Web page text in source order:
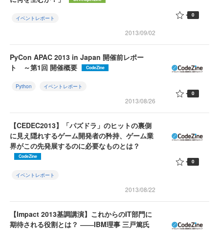
イベントレポート
2013/09/02
0
PyCon APAC 2013 in Japan 開催前レポー
ト ～第1回 開催概要
CodeZine
Python イベントレポート
2013/08/26
0
【CEDEC2013】「パズドラ」のヒットの裏側
に見え隠れするゲーム開発者の矜持、ゲーム業
界がこの先発展するのに必要なものとは？
CodeZine
イベントレポート
2013/08/22
0
【Impact 2013基調講演】これからのIT部門に
期待される役割とは？ ――IBM理事 三戸篤氏